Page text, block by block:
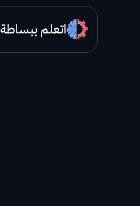
اتعلم ببساطة